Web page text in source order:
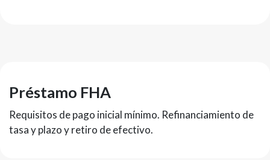
Préstamo FHA
Requisitos de pago inicial mínimo. Refinanciamiento de
tasa y plazo y retiro de efectivo.